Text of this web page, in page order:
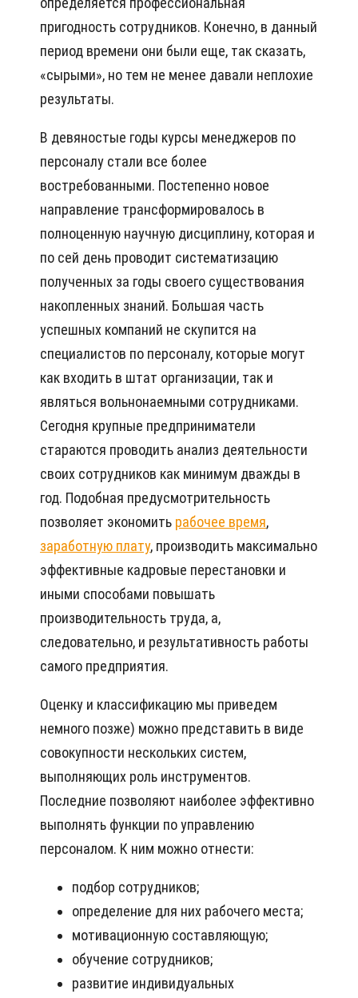
пригодность сотрудников. Конечно, в данный
период времени они были еще, так сказать,
«сырыми», но тем не менее давали неплохие
результаты.
В девяностые годы курсы менеджеров по
персоналу стали все более
востребованными. Постепенно новое
направление трансформировалось в
полноценную научную дисциплину, которая и
по сей день проводит систематизацию
полученных за годы своего существования
накопленных знаний. Большая часть
успешных компаний не скупится на
специалистов по персоналу, которые могут
как входить в штат организации, так и
являться вольнонаемными сотрудниками.
Сегодня крупные предприниматели
стараются проводить анализ деятельности
своих сотрудников как минимум дважды в
год. Подобная предусмотрительность
позволяет экономить рабочее время,
заработную плату, производить максимально
эффективные кадровые перестановки и
иными способами повышать
производительность труда, а,
следовательно, и результативность работы
самого предприятия.
Оценку и классификацию мы приведем
немного позже) можно представить в виде
совокупности нескольких систем,
выполняющих роль инструментов.
Последние позволяют наиболее эффективно
выполнять функции по управлению
персоналом. К ним можно отнести:
подбор сотрудников;
определение для них рабочего места;
мотивационную составляющую;
обучение сотрудников;
развитие индивидуальных